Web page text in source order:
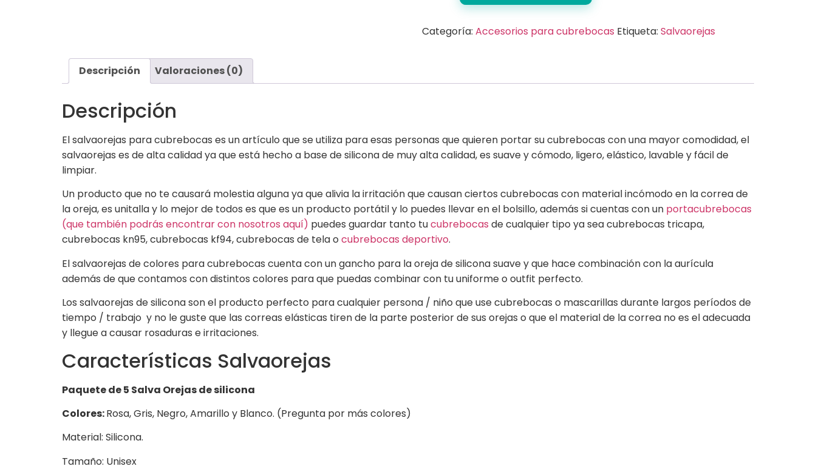
Categoría: Accesorios para cubrebocas Etiqueta: Salvaorejas
Descripción Valoraciones (0)
Descripción
El salvaorejas para cubrebocas es un artículo que se utiliza para esas personas que quieren portar su cubrebocas con una mayor comodidad, el
salvaorejas es de alta calidad ya que está hecho a base de silicona de muy alta calidad, es suave y cómodo, ligero, elástico, lavable y fácil de
limpiar.
Un producto que no te causará molestia alguna ya que alivia la irritación que causan ciertos cubrebocas con material incómodo en la correa de
la oreja, es unitalla y lo mejor de todos es que es un producto portátil y lo puedes llevar en el bolsillo, además si cuentas con un portacubrebocas
(que también podrás encontrar con nosotros aquí) puedes guardar tanto tucubrebocas de cualquier tipo ya sea cubrebocas tricapa,
cubrebocas kn95, cubrebocas kf94, cubrebocas de tela o cubrebocas deportivo.
El salvaorejas de colores para cubrebocas cuenta con un gancho para la oreja de silicona suave y que hace combinación con la aurícula
además de que contamos con distintos colores para que puedas combinar con tu uniforme o outfit perfecto.
Los salvaorejas de silicona son el producto perfecto para cualquier persona / niño que use cubrebocas o mascarillas durante largos períodos de
tiempo / trabajo y no le guste que las correas elásticas tiren de la parte posterior de sus orejas o que el material de la correa no es el adecuada
y llegue a causar rosaduras e irritaciones.
Características Salvaorejas
Paquete de 5 Salva Orejas de silicona
Colores:Rosa, Gris, Negro, Amarillo y Blanco. (Pregunta por más colores)
Material: Silicona.
Tamaño: Unisex